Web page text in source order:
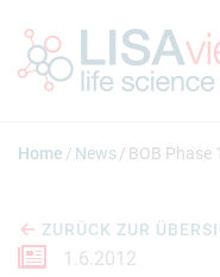
Home News BOB Phase
ZURÜCK ZUR
1.6.2012